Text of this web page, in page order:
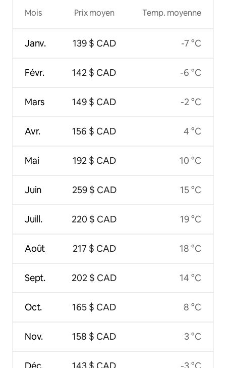
Mois
Janv.
Févr.
Mars
Avr.
Mai
Juin
Juill.
Août
Sept.
Oct.
Nov.
Déc.
Prix moyen
139 $ CAD
142 $ CAD
149 $ CAD
156 $ CAD
192 $ CAD
259 $ CAD
220 $ CAD
217 $ CAD
202 $ CAD
165 $ CAD
158 $ CAD
143 $ CAD
Temp. moyenne
-7 °C
-6 °C
-2 °C
4 °C
10 °C
15 °C
19 °C
18 °C
14 °C
8 °C
3 °C
-3 °C